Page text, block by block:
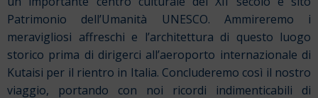
Patrimonio dell’Umanità UNESCO. Ammireremo i
meravigliosi affreschi e l’architettura di questo luogo
storico prima di dirigerci all’aeroporto internazionale di
Kutaisi per il rientro in Italia. Concluderemo così il nostro
viaggio, portando con noi ricordi indimenticabili di